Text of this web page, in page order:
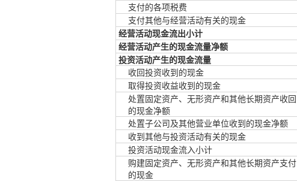
支付的各项税费
支付其他与经营活动有关的现金
经营活动现金流出小计
经营活动产生的现金流量净额
投资活动产生的现金流量
收回投资收到的现金
取得投资收益收到的现金
处置固定资产、无形资产和其他长期资产收回
的现金净额
处置子公司及其他营业单位收到的现金净额
收到其他与投资活动有关的现金
投资活动现金流入小计
购建固定资产、无形资产和其他长期资产支付
的现金